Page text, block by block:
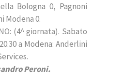
Bologna 0, Pagnoni
Modena 0.
(4^ giornata). Sabato
a Modena: Anderlini
Peroni.